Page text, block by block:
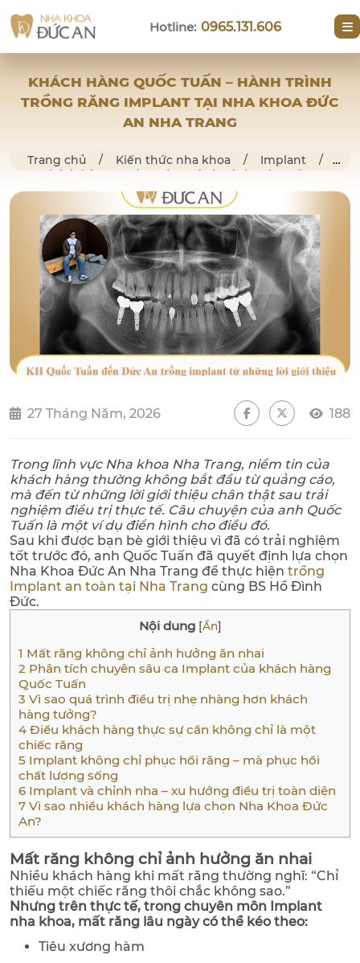
Hotline: 0965.131.606
KHÁCH HÀNG QUỐC TUẤN – HÀNH TRÌNH
TRỒNG RĂNG IMPLANT TẠI NHA KHOA ĐỨC
AN NHA TRANG
Trang chủ / Kiến thức nha khoa / Implant
/
Khách hàng Quốc Tuấn – Hành trình trồng răng
Implant tại Nha Khoa Đức An Nha Trang
27 Tháng Năm, 2026 188
Trong lĩnh vực Nha khoa Nha Trang, niềm tin của
khách hàng thường không bắt đầu từ quảng cáo,
mà đến từ những lời giới thiệu chân thật sau trải
nghiệm điều trị thực tế. Câu chuyện của anh Quốc
Tuấn là một ví dụ điển hình cho điều đó.
Sau khi được bạn bè giới thiệu vì đã có trải nghiệm
tốt trước đó, anh Quốc Tuấn đã quyết định lựa chọn
Nha Khoa Đức An Nha Trang để thực hiện trồng
Implant an toàn tại Nha Trang cùng BS Hồ Đình
Đức.
Nội dung [Ẩn]
1 Mất răng không chỉ ảnh hưởng ăn nhai
2 Phân tích chuyên sâu ca Implant của khách hàng
Quốc Tuấn
3 Vì sao quá trình điều trị nhẹ nhàng hơn khách
hàng tưởng?
4 Điều khách hàng thực sự cần không chỉ là một
chiếc răng
5 Implant không chỉ phục hồi răng – mà phục hồi
chất lượng sống
6 Implant và chỉnh nha – xu hướng điều trị toàn diện
7 Vì sao nhiều khách hàng lựa chọn Nha Khoa Đức
An?
Mất răng không chỉ ảnh hưởng ăn nhai
Nhiều khách hàng khi mất răng thường nghĩ: “Chỉ
thiếu một chiếc răng thôi chắc không sao.”
Nhưng trên thực tế, trong chuyên môn Implant
nha khoa, mất răng lâu ngày có thể kéo theo:
Tiêu xương hàm